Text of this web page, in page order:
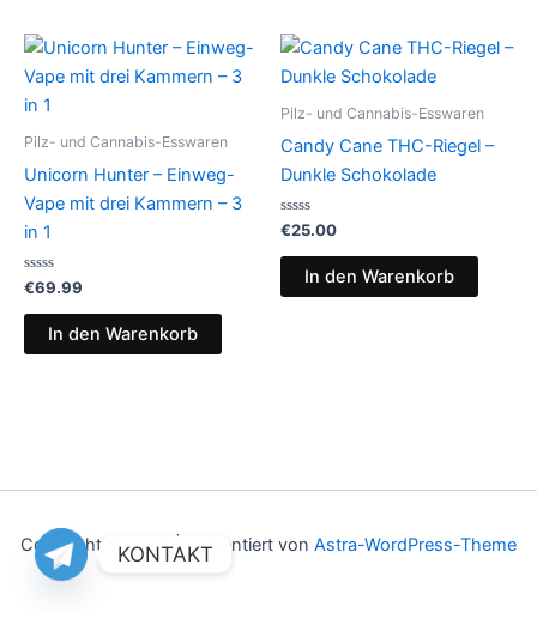
Pilz- und Cannabis-Esswaren
Unicorn Hunter – Einweg-
Vape mit drei Kammern – 3
in 1
Bewertet
mit
0
€69.99
In den Warenkorb
Pilz- und Cannabis-Esswaren
Candy Cane THC-Riegel –
Dunkle Schokolade
Bewertet
mit
0
€25.00
In den Warenkorb
Copyright © 2026 | Präsentiert von Astra-WordPress-Theme
KONTAKT